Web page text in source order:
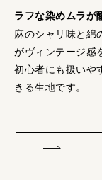
ラフな染めムラが
麻のシャリ味と綿
がヴィンテージ感
初心者にも扱いや
きる生地です。